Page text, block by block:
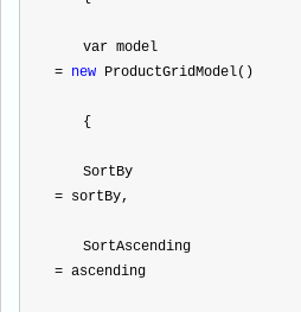
var model
= new ProductGridModel()
{
SortBy
= sortBy,
SortAscending
= ascending